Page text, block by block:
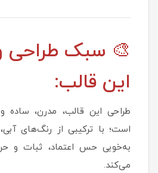
🎨 سبک طراحی
این قالب:
طراحی این قالب، مدرن،
است؛ با ترکیبی از رنگ‌های
به‌خوبی حس اعتماد، ثبات و
می‌کند.